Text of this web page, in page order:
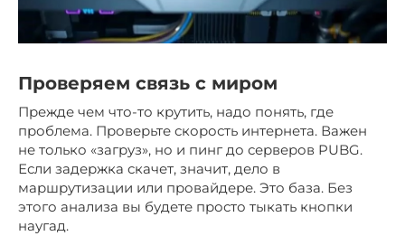
Проверяем связь с миром
Прежде чем что-то крутить, надо понять, где
проблема. Проверьте скорость интернета. Важен
не только «загруз», но и пинг до серверов PUBG.
Если задержка скачет, значит, дело в
маршрутизации или провайдере. Это база. Без
этого анализа вы будете просто тыкать кнопки
наугад.